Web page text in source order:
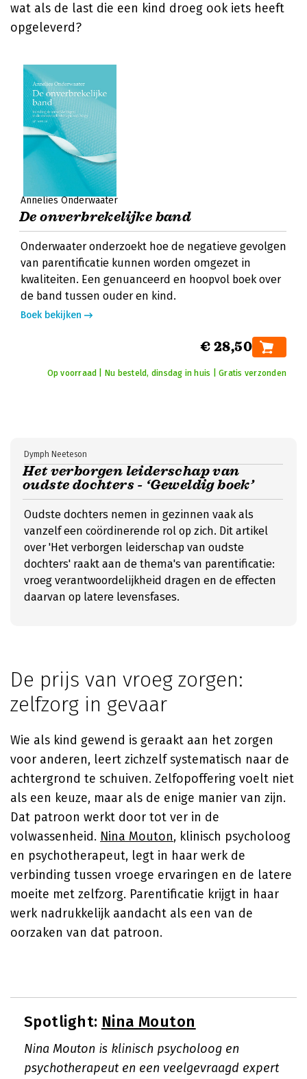
wat als de last die een kind droeg ook iets heeft
opgeleverd?
Annelies Onderwaater
De onverbrekelijke band
Onderwaater onderzoekt hoe de negatieve gevolgen
van parentificatie kunnen worden omgezet in
kwaliteiten. Een genuanceerd en hoopvol boek over
de band tussen ouder en kind.
Boek bekijken
€ 28,50
Op voorraad | Nu besteld, dinsdag in huis | Gratis verzonden
Het verborgen leiderschap van
oudste dochters - ‘Geweldig boek’
Dymph Neeteson
Oudste dochters nemen in gezinnen vaak als
vanzelf een coördinerende rol op zich. Dit artikel
over 'Het verborgen leiderschap van oudste
dochters' raakt aan de thema's van parentificatie:
vroeg verantwoordelijkheid dragen en de effecten
daarvan op latere levensfases.
De prijs van vroeg zorgen:
zelfzorg in gevaar
Wie als kind gewend is geraakt aan het zorgen
voor anderen, leert zichzelf systematisch naar de
achtergrond te schuiven. Zelfopoffering voelt niet
als een keuze, maar als de enige manier van zijn.
Dat patroon werkt door tot ver in de
volwassenheid. Nina Mouton, klinisch psycholoog
en psychotherapeut, legt in haar werk de
verbinding tussen vroege ervaringen en de latere
moeite met zelfzorg. Parentificatie krijgt in haar
werk nadrukkelijk aandacht als een van de
oorzaken van dat patroon.
Spotlight: Nina Mouton
Nina Mouton is klinisch psycholoog en
psychotherapeut en een veelgevraagd expert